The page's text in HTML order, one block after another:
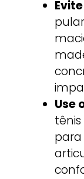
Use
para